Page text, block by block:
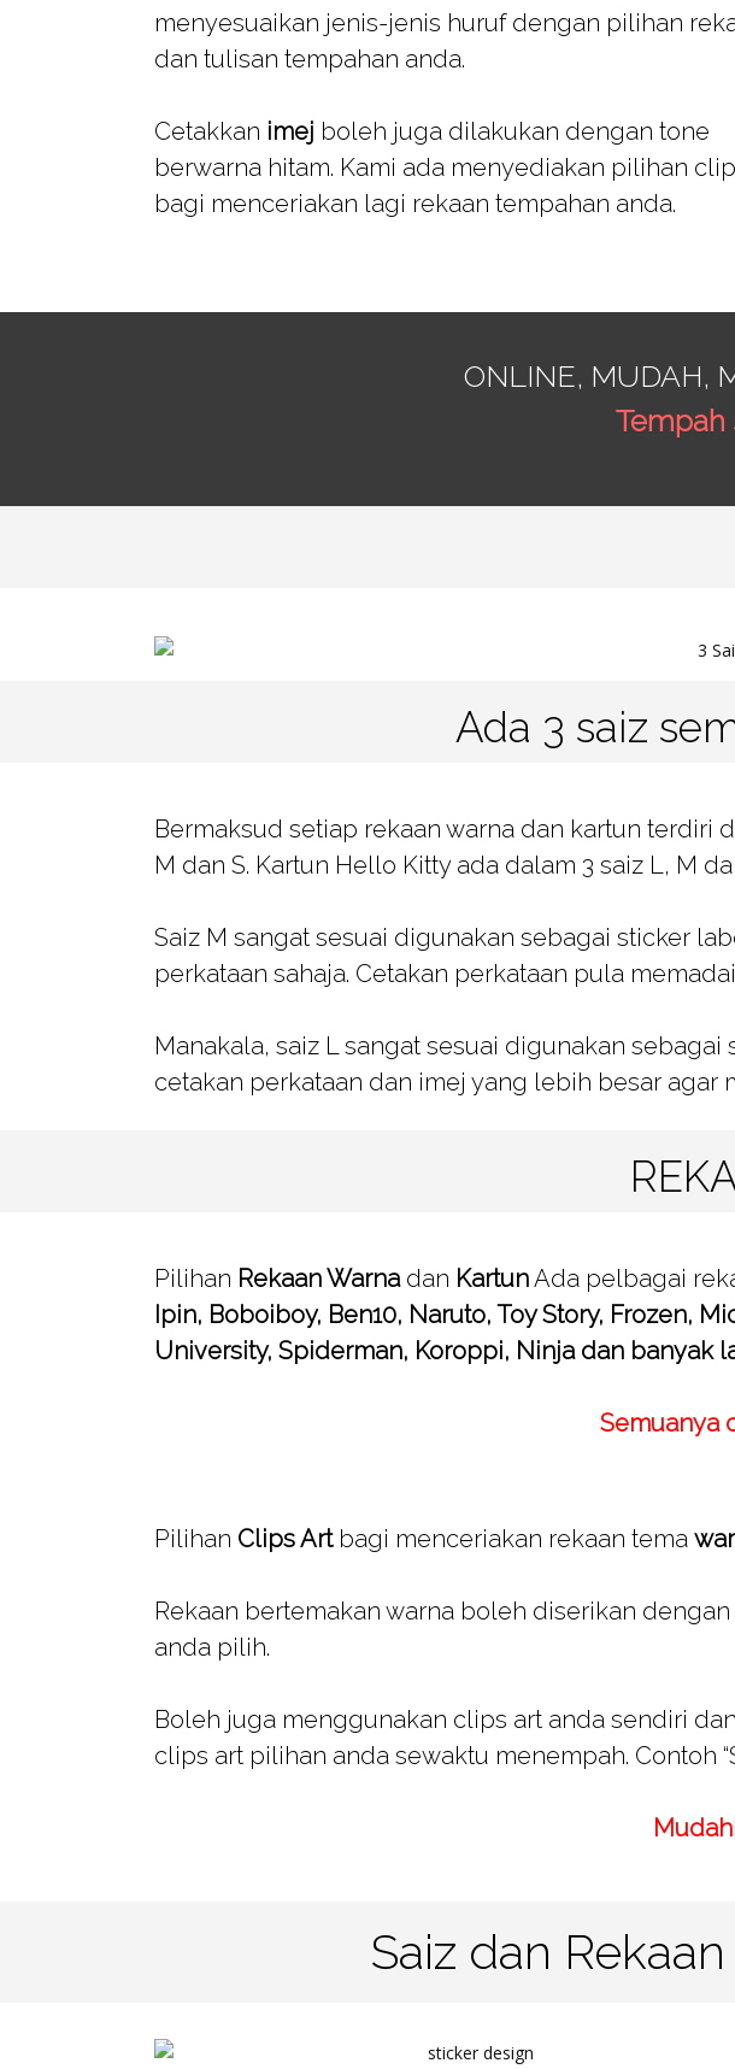
menyesuaikan jenis-jenis huruf dengan pilihan
dan tulisan tempahan anda.
Cetakkan imej boleh juga dilakukan dengan tone
berwarna hitam. Kami ada menyediakan pilihan
bagi menceriakan lagi rekaan tempahan anda.
ONLINE, MUDAH,
Tempah
Ada 3 saiz
Bermaksud setiap rekaan warna dan kartun terdiri
M dan S. Kartun Hello Kitty ada dalam 3 saiz L, M
Saiz M sangat sesuai digunakan sebagai sticker
perkataan sahaja. Cetakan perkataan pula
Manakala, saiz L sangat sesuai digunakan
cetakan perkataan dan imej yang lebih besar agar
Pilihan Rekaan Warnadan KartunAda pelbagai
Ipin, Boboiboy, Ben10, Naruto, Toy Story, Frozen,
University, Spiderman, Koroppi, Ninja dan banyak
Semuanya
Pilihan Clips Artbagi menceriakan rekaan tema
Rekaan bertemakan warna boleh diserikan
anda pilih.
Boleh juga menggunakan clips art anda sendiri
clips art pilihan anda sewaktu menempah. Contoh
Saiz dan